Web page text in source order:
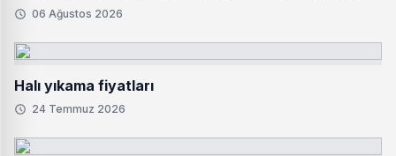
06 Ağustos 2026
Halı yıkama fiyatları
24 Temmuz 2026